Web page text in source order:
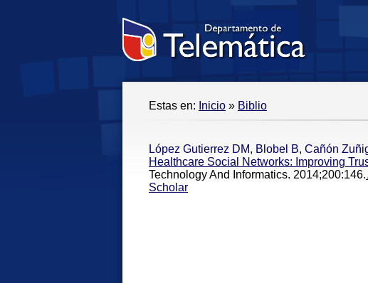
Estas en: Inicio » Biblio
López Gutierrez DM, Blobel B, Cañón
Healthcare Social Networks: Improving
Technology And Informatics. 2014;200:146.
Scholar